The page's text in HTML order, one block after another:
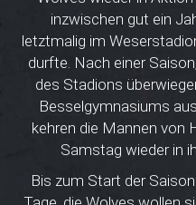
inzwischen gut ein
letztmalig im
durfte. Nach einer
des Stadions
Besselgymnasiums
kehren die Mannen von
Samstag wieder in
Bis zum Start der